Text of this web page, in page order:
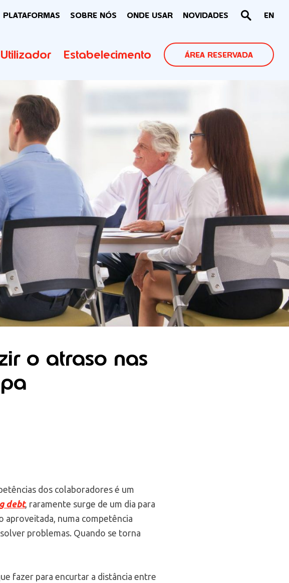
PLATAFORMAS SOBRE NÓS ONDE USAR NOVIDADES EN
Utilizador Estabelecimento ÁREA RESERVADA
o atraso nas
dos colaboradores é um
debt, raramente surge de um dia para
aproveitada, numa competência
problemas. Quando se torna
fazer para encurtar a distância entre